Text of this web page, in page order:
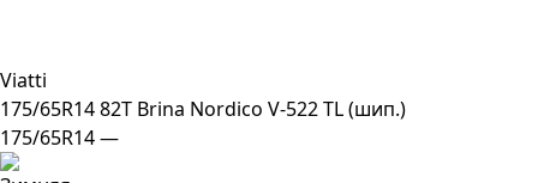
Viatti
175/65R14 82T Brina Nordico V-522 TL (шип.)
175/65R14 —